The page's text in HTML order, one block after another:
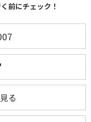
前にチェック！
る